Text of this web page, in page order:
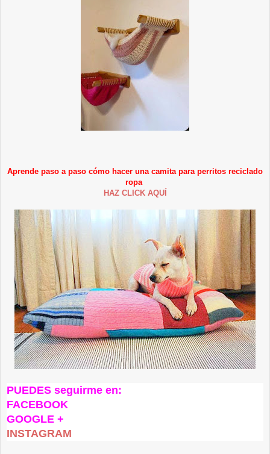
Aprende paso a paso cómo hacer una camita para perritos reciclado
ropa
HAZ CLICK AQUÍ
PUEDES seguirme en:
FACEBOOK
GOOGLE +
INSTAGRAM